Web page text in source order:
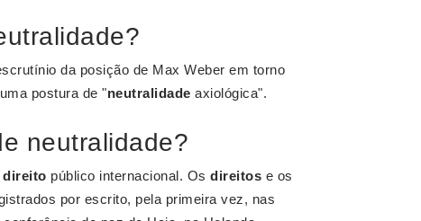
da posição de Max Weber em torno
postura de "neutralidade axiológica".
neutralidade?
direito público internacional. Os direitos e os
por escrito, pela primeira vez, nas